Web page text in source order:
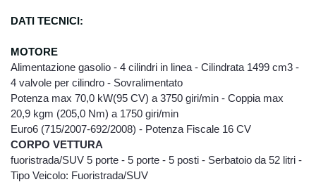
DATI TECNICI:
MOTORE
Alimentazione gasolio - 4 cilindri in linea - Cilindrata 1499 cm3 -
4 valvole per cilindro - Sovralimentato
Potenza max 70,0 kW(95 CV) a 3750 giri/min - Coppia max
20,9 kgm (205,0 Nm) a 1750 giri/min
Euro6 (715/2007-692/2008) - Potenza Fiscale 16 CV
CORPO VETTURA
fuoristrada/SUV 5 porte - 5 porte - 5 posti - Serbatoio da 52 litri -
Tipo Veicolo: Fuoristrada/SUV